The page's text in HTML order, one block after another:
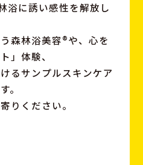
浴に誘い感性を解放し
森林浴美容®や、心を
」体験、
るサンプルスキンケア
。
りください。